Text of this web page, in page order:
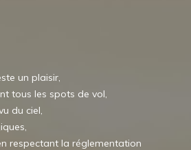
un plaisir,
tous les spots de vol,
du ciel,
respectant la réglementation